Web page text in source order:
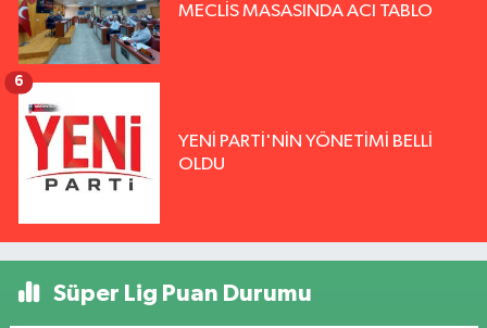
MECLİS MASASINDA ACI TABLO
YENİ PARTİ'NİN YÖNETİMİ BELLİ
OLDU
6
Süper Lig Puan Durumu